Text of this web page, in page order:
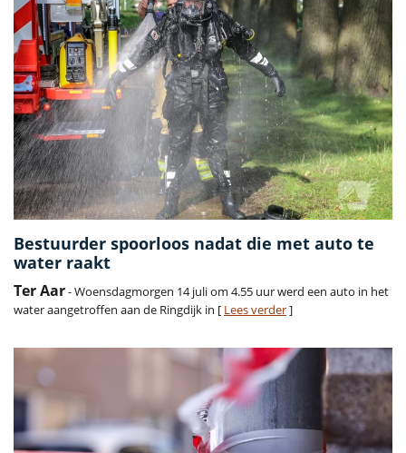
Bestuurder spoorloos nadat die met auto te
water raakt
Ter Aar- Woensdagmorgen 14 juli om 4.55 uur werd een auto in het
water aangetroffen aan de Ringdijk in [ Lees verder]